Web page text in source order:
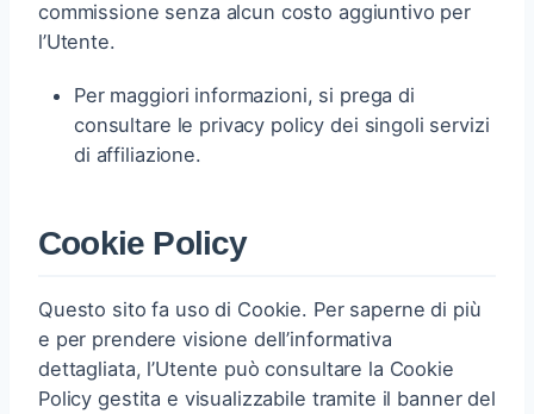
commissione senza alcun costo aggiuntivo per
l’Utente.
Per maggiori informazioni, si prega di
consultare le privacy policy dei singoli servizi
di affiliazione.
Cookie Policy
Questo sito fa uso di Cookie. Per saperne di più
e per prendere visione dell’informativa
dettagliata, l’Utente può consultare la Cookie
Policy gestita e visualizzabile tramite il banner del